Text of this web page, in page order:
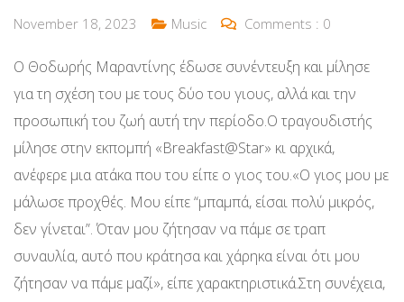
November 18, 2023 Music Comments : 0
Ο Θοδωρής Μαραντίνης έδωσε συνέντευξη και μίλησε
για τη σχέση του με τους δύο του γιους, αλλά και την
προσωπική του ζωή αυτή την περίοδο.Ο τραγουδιστής
μίλησε στην εκπομπή «Breakfast@Star» κι αρχικά,
ανέφερε μια ατάκα που του είπε ο γιος του.«Ο γιος μου με
μάλωσε προχθές. Μου είπε “μπαμπά, είσαι πολύ μικρός,
δεν γίνεται”. Όταν μου ζήτησαν να πάμε σε τραπ
συναυλία, αυτό που κράτησα και χάρηκα είναι ότι μου
ζήτησαν να πάμε μαζί», είπε χαρακτηριστικά.Στη συνέχεια,